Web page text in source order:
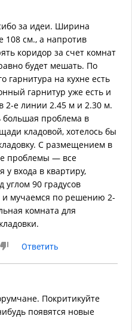
за идеи. Ширина
108 см., а напротив
коридор за счет комнат
будет мешать. По
гарнитура на кухне есть
гарнитур уже есть и
2-е линии 2.45 м и 2.30 м.
проблема в
кладовой, хотелось бы
С размещением в
проблемы — все
у входа в квартиру,
90 градусов
и мучаемся по решению 2-
комната для
Ответить
Покритикуйте
появятся новые